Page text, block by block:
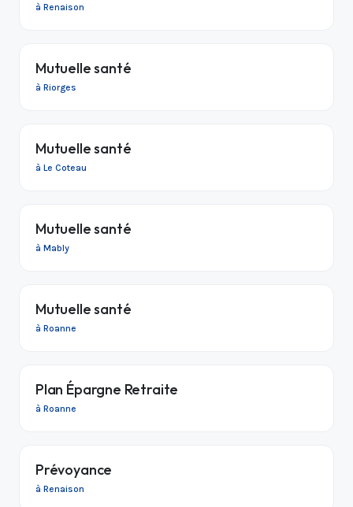
à Renaison
Mutuelle santé
à Riorges
Mutuelle santé
à Le Coteau
Mutuelle santé
à Mably
Mutuelle santé
à Roanne
Plan Épargne Retraite
à Roanne
Prévoyance
à Renaison